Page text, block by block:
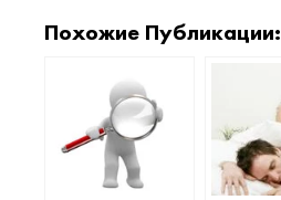
Похожие Публикации: